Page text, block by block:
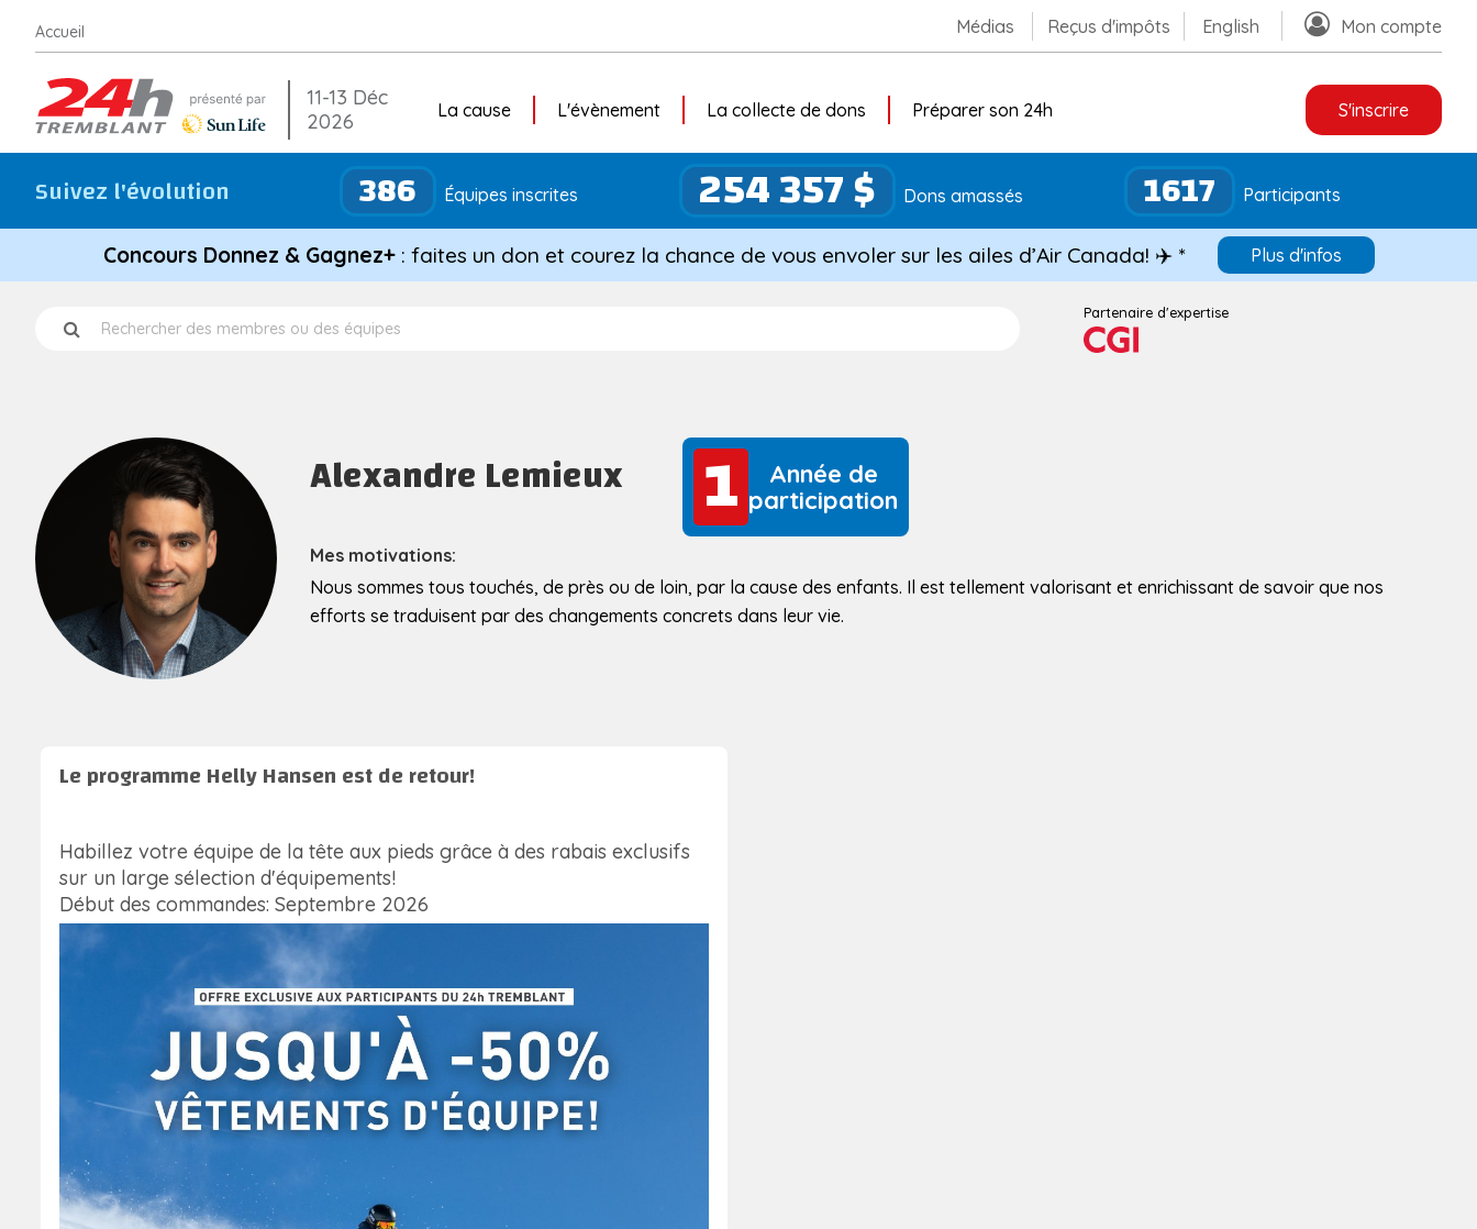
contenu
Accueil Médias Reçus d'impôts English Mon compte
11-13 Déc
2026
La cause L'évènement La collecte de dons Préparer son 24h S'inscrire
Suivez l'évolution 386 Équipes inscrites 254 357 $ Dons amassés 1617 Participants
Concours Donnez & Gagnez+: faites un don et courez la chance de vous envoler sur les ailes d’Air Canada! ✈️ * Plus d'infos
Partenaire d'expertise
Alexandre Lemieux 1
1
Année de
participation
Mes motivations:
Nous sommes tous touchés, de près ou de loin, par la cause des enfants. Il est tellement valorisant et enrichissant de savoir que nos
efforts se traduisent par des changements concrets dans leur vie.
Le programme Helly Hansen est de retour!
Habillez votre équipe de la tête aux pieds grâce à des rabais exclusifs
sur un large sélection d'équipements!
Début des commandes: Septembre 2026